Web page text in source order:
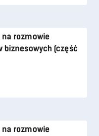
na rozmowie
(część
na rozmowie